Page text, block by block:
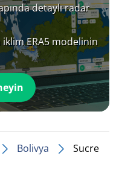
detaylı radar
ERA5 modelinin
Bolivya Sucre